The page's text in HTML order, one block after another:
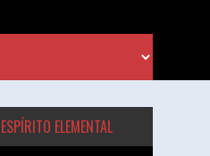
ESPÍRITO ELEMENTAL